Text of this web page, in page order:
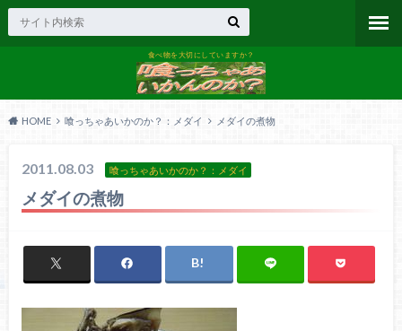
食べ物を大切にしていますか？
HOME 喰っちゃあいかのか？：メダイ メダイの煮物
2011.08.03 喰っちゃあいかのか？：メダイ
メダイの煮物